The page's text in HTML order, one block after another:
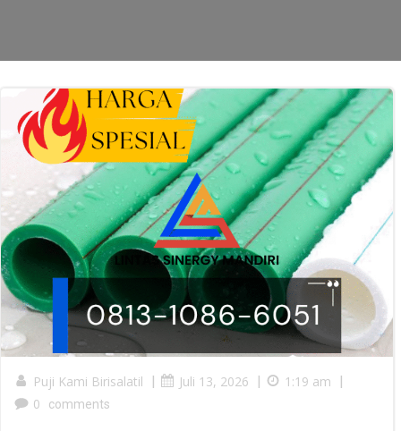
Puji Kami Birisalatil | Juli 13, 2026 | 1:19 am
|
0
comments